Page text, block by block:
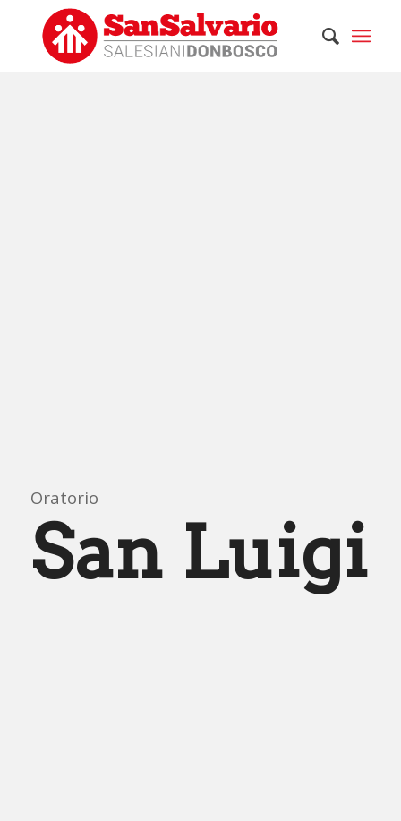
Oratorio
San Luigi